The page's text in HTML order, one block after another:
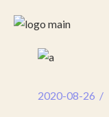
2020-08-26